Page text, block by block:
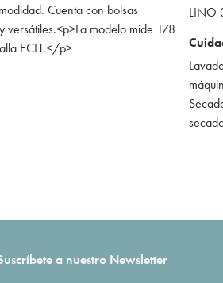
Cuenta con bolsas
versátiles.<p>La modelo mide 178
ECH.</p>
LINO
a nuestro Newsletter